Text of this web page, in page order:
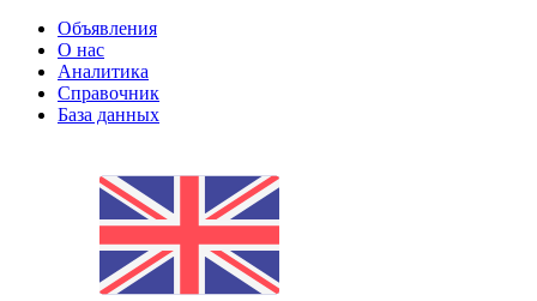
Объявления
О нас
Аналитика
Справочник
База данных